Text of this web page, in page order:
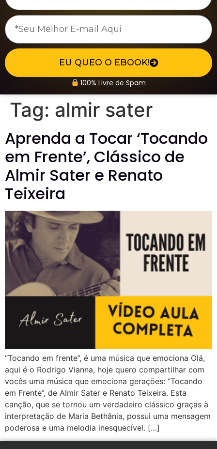
EU QUEO O EBOOK!
100% Livre de Spam
Tag: almir sater
Aprenda a Tocar ‘Tocando
em Frente’, Clássico de
Almir Sater e Renato
Teixeira
“Tocando em frente”, é uma música que emociona Olá,
aqui é o Rodrigo Vianna, hoje quero compartilhar com
vocês uma música que emociona gerações: “Tocando
em Frente”, de Almir Sater e Renato Teixeira. Esta
canção, que se tornou um verdadeiro clássico graças à
interpretação de Maria Bethânia, possui uma mensagem
poderosa e uma melodia inesquecível. […]